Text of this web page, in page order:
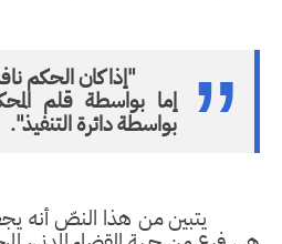
"إذا كان الحكم
إما بواسطة قلم
بواسطة دائرة التنفيذ".
يتبين من هذا النصّ أنه